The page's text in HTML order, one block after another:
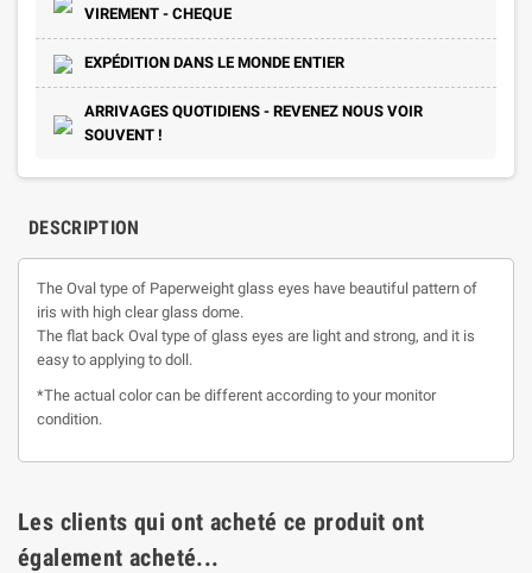
VIREMENT - CHEQUE
EXPÉDITION DANS LE MONDE ENTIER
ARRIVAGES QUOTIDIENS - REVENEZ NOUS VOIR
SOUVENT !
DESCRIPTION
The Oval type of Paperweight glass eyes have beautiful pattern of
iris with high clear glass dome.
The flat back Oval type of glass eyes are light and strong, and it is
easy to applying to doll.
*The actual color can be different according to your monitor
condition.
Les clients qui ont acheté ce produit ont
également acheté...